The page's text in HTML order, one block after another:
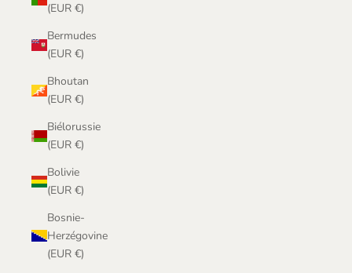
(EUR €)
Bermudes
(EUR €)
Bhoutan
(EUR €)
Biélorussie
(EUR €)
Bolivie
(EUR €)
Bosnie-
Herzégovine
(EUR €)